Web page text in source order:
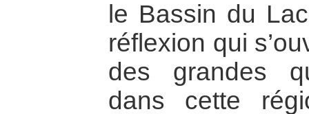
le Bassin du
réflexion qui
des grandes
dans cette